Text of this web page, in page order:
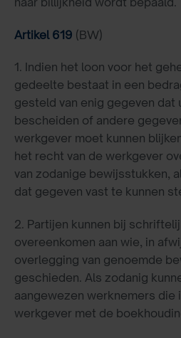
Artikel 619 (BW)
1. Indien het loon voor het
gedeelte bestaat in een
gesteld van enig gegeven dat
bescheiden of andere
werkgever moet kunnen
het recht van de werkgever
van zodanige bewijsstukken,
dat gegeven vast te kunnen
2. Partijen kunnen bij
overeenkomen aan wie, in
overlegging van genoemde
geschieden. Als zodanig
aangewezen werknemers die
werkgever met de